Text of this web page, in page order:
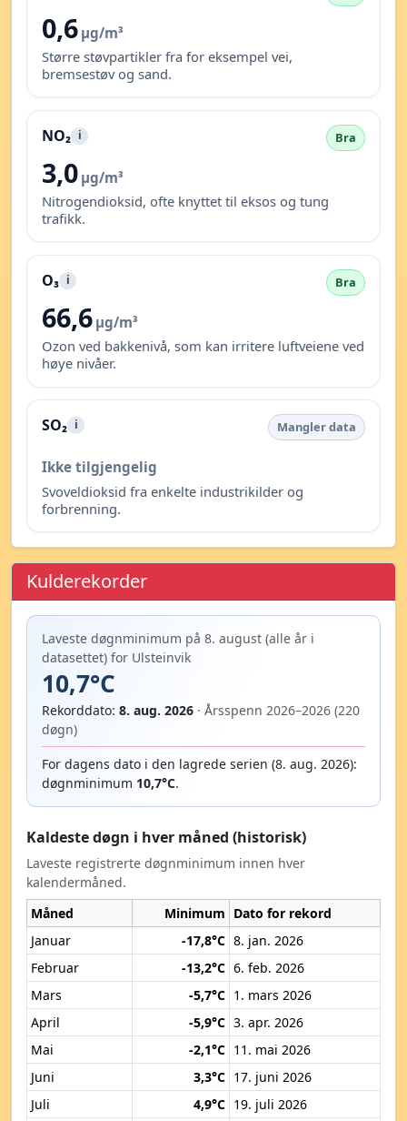
0,6 µg/m³
Større støvpartikler fra for eksempel vei,
bremsestøv og sand.
NO₂ i Bra
3,0 µg/m³
Nitrogendioksid, ofte knyttet til eksos og tung
trafikk.
O₃ i Bra
66,6 µg/m³
Ozon ved bakkenivå, som kan irritere luftveiene ved
høye nivåer.
SO₂ i Mangler data
Ikke tilgjengelig
Svoveldioksid fra enkelte industrikilder og
forbrenning.
Kulderekorder
Laveste døgnminimum på 8. august (alle år i
datasettet) for Ulsteinvik
10,7°C
Rekorddato: 8. aug. 2026 · Årsspenn 2026–2026 (220
døgn)
For dagens dato i den lagrede serien (8. aug. 2026):
døgnminimum 10,7°C.
Kaldeste døgn i hver måned (historisk)
Laveste registrerte døgnminimum innen hver
kalendermåned.
Måned
Minimum Dato for rekord
Januar
-17,8°C 8. jan. 2026
Februar
-13,2°C 6. feb. 2026
Mars
-5,7°C 1. mars 2026
April
-5,9°C 3. apr. 2026
Mai
-2,1°C 11. mai 2026
Juni
3,3°C 17. juni 2026
Juli
4,9°C 19. juli 2026